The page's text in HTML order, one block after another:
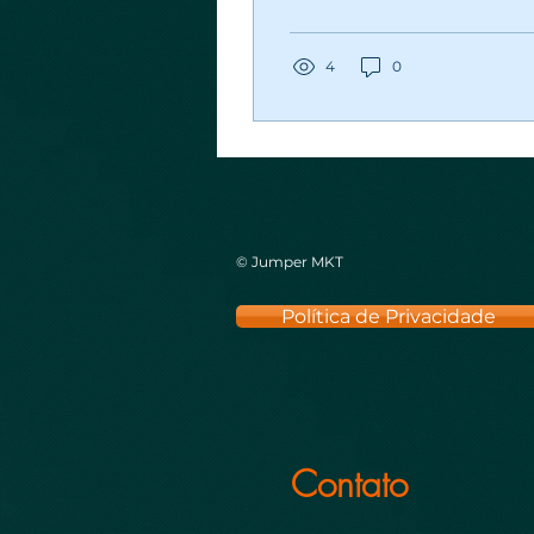
compartilhar dicas de
4 0
© Jumper MKT
Política de Privacidade
Contato